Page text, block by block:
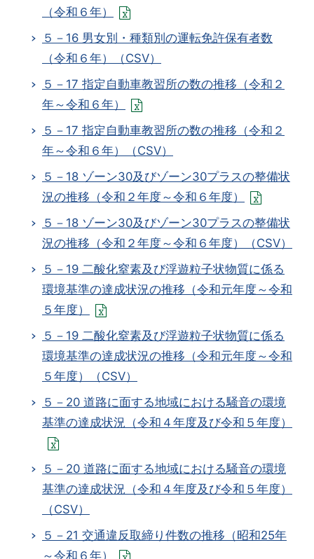
（令和６年）
５－16 男女別・種類別の運転免許保有者数
（令和６年）（CSV）
５－17 指定自動車教習所の数の推移（令和２
年～令和６年）
５－17 指定自動車教習所の数の推移（令和２
年～令和６年）（CSV）
５－18 ゾーン30及びゾーン30プラスの整備状
況の推移（令和２年度～令和６年度）
５－18 ゾーン30及びゾーン30プラスの整備状
況の推移（令和２年度～令和６年度）（CSV）
５－19 二酸化窒素及び浮遊粒子状物質に係る
環境基準の達成状況の推移（令和元年度～令和
５年度）
５－19 二酸化窒素及び浮遊粒子状物質に係る
環境基準の達成状況の推移（令和元年度～令和
５年度）（CSV）
５－20 道路に面する地域における騒音の環境
基準の達成状況（令和４年度及び令和５年度）
５－20 道路に面する地域における騒音の環境
基準の達成状況（令和４年度及び令和５年度）
（CSV）
５－21 交通違反取締り件数の推移（昭和25年
～令和６年）